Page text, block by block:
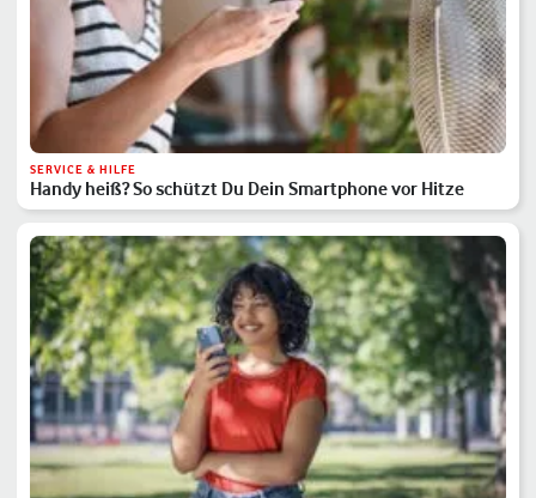
SERVICE & HILFE
Handy heiß? So schützt Du Dein Smartphone vor Hitze